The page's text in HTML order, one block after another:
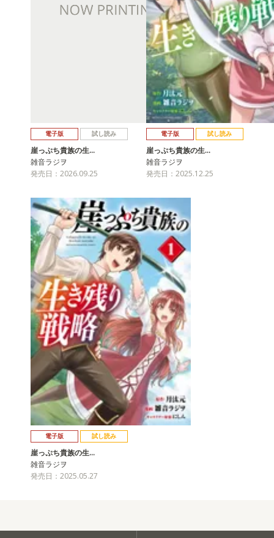
電子版 試し読み
崖っぷち貴族の生…
雑音ラジヲ
発売日：2026.09.25
電子版 試し読み
崖っぷち貴族の生…
雑音ラジヲ
発売日：2025.12.25
電子版 試し読み
崖っぷち貴族の生…
雑音ラジヲ
発売日：2025.05.27